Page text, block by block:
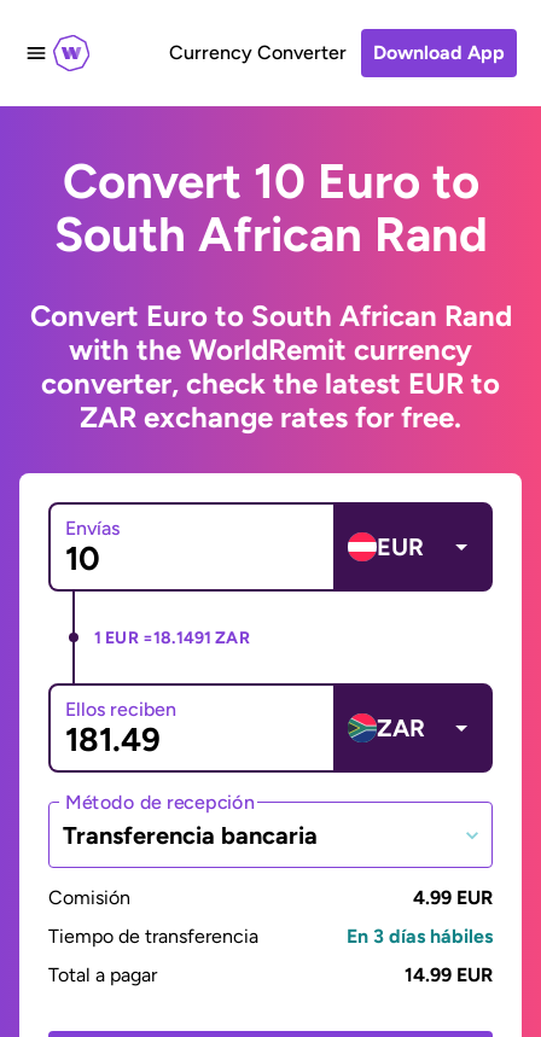
Currency Converter Download App
Convert 10 Euro to
South African Rand
Convert Euro to South African Rand
with the WorldRemit currency
converter, check the latest EUR to
ZAR exchange rates for free.
Envías
EUR
1 EUR =18.1491 ZAR
Ellos reciben
ZAR
Método de recepción
Transferencia bancaria
Comisión
4.99 EUR
Tiempo de transferencia
En 3 días hábiles
Total a pagar
14.99 EUR